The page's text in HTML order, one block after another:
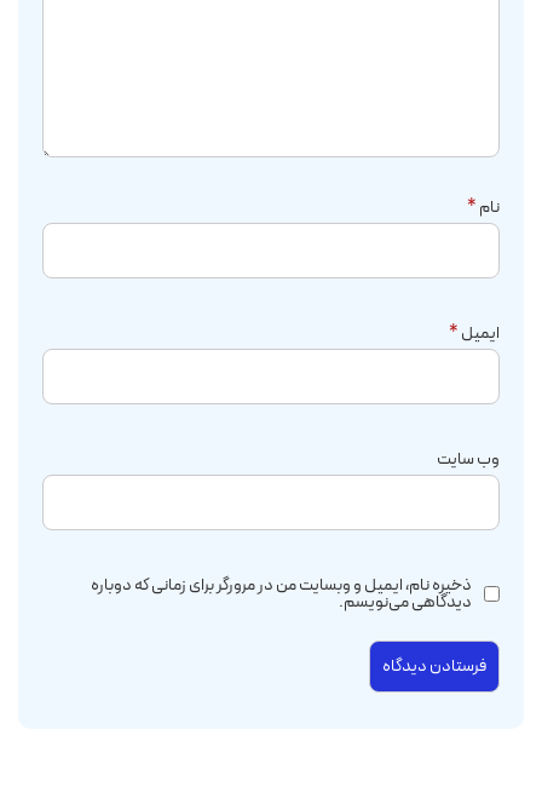
نام*
ایمیل*
وب‌ سایت
ذخیره نام، ایمیل و وبسایت من در مرورگر برای زمانی که دوباره
دیدگاهی می‌نویسم.